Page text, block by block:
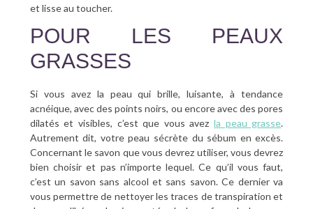
et lisse au toucher.
POUR LES PEAUX
GRASSES
Si vous avez la peau qui brille, luisante, à tendance
acnéique, avec des points noirs, ou encore avec des pores
dilatés et visibles, c’est que vous avezla peau grasse.
Autrement dit, votre peau sécrète du sébum en excès.
Concernant le savon que vous devrez utiliser, vous devrez
bien choisir et pas n’importe lequel. Ce qu’il vous faut,
c’est un savon sans alcool et sans savon. Ce dernier va
vous permettre de nettoyer les traces de transpiration et